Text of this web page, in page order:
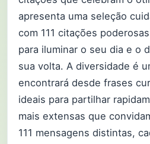
apresenta uma seleção
com 111 citações
para iluminar o seu dia e o
sua volta. A diversidade é
encontrará desde frases
ideais para partilhar
mais extensas que
111 mensagens distintas,